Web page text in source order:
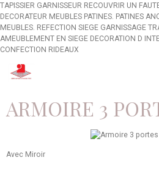
TAPISSIER GARNISSEUR RECOUVRIR UN
DECORATEUR MEUBLES PATINES. PATINES
MEUBLES. REFECTION SIEGE GARNISSAGE
AMEUBLEMENT EN SIEGE DECORATION D
CONFECTION RIDEAUX
ARMOIRE 3
Avec Miroir